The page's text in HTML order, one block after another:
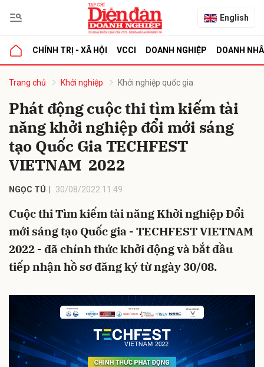
English
CHÍNH TRỊ - XÃ HỘI VCCI DOANH NGHIỆP DOANH
Trang chủ Khởi nghiệp Khởi nghiệp quốc gia
Phát động cuộc thi tìm kiếm tài
năng khởi nghiệp đổi mới sáng
tạo Quốc Gia TECHFEST
VIETNAM 2022
NGỌC TÚ 30/08/2022 11:49
Cuộc thi Tìm kiếm tài năng Khởi nghiệp Đổi
mới sáng tạo Quốc gia - TECHFEST VIETNAM
2022 - đã chính thức khởi động và bắt đầu
tiếp nhận hồ sơ đăng ký từ ngày 30/08.
luận